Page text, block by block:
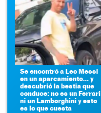
Se encontró a Leo Messi
en un aparcamiento... y
descubrió la bestia que
conduce: no es un Ferrari
ni un Lamborghini y esto
es lo que cuesta